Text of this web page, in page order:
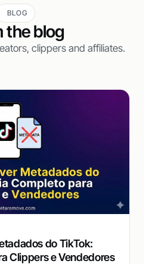
BLOG
the blog
clippers and affiliates.
do TikTok:
Clippers e Vendedores